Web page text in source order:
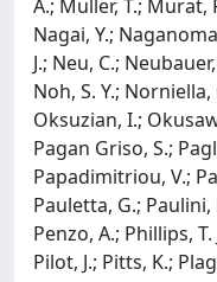
A.; Muller, T.; Murat,
Nagai, Y.;
J.; Neu, C.;
Noh, S. Y.; Norniella,
Oksuzian, I.;
Pagan Griso, S.;
Papadimitriou, V.;
Pauletta, G.; Paulini,
Penzo, A.; Phillips,
Pilot, J.; Pitts, K.;